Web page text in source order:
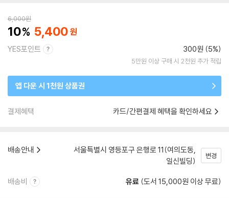
6,000원
10 5,400
YES포인트 300원 (5%)
5만원 이상 구매 시 2천원 추가 적립
앱 다운 시 1천원 상품권
결제혜택 카드/간편결제 혜택을 확인하세요
배송안내
서울특별시 영등포구 은행로 11(여의도동,
일신빌딩)
변경
배송비 유료 (도서 15,000원 이상 무료)